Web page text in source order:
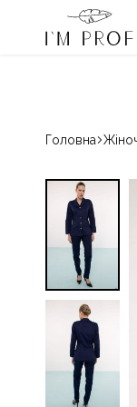
Profi – переможець
для
Головна